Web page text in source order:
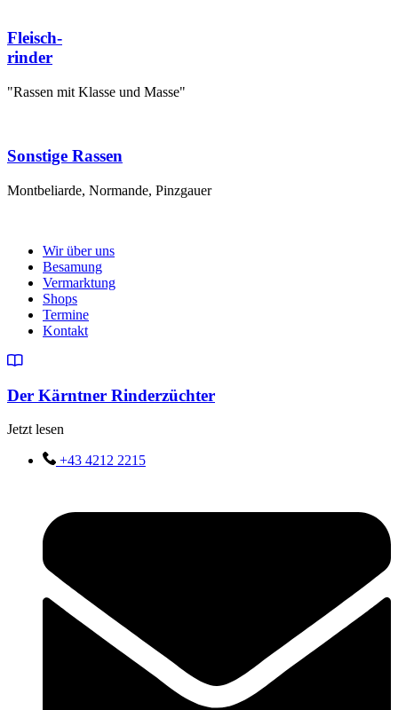
Fleisch-
rinder
"Rassen mit Klasse und Masse"
Sonstige Rassen
Montbeliarde, Normande, Pinzgauer
Wir über uns
Besamung
Vermarktung
Shops
Termine
Kontakt
Der Kärntner Rinderzüchter
Jetzt lesen
+43 4212 2215